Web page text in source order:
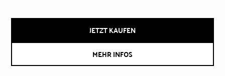
JETZT KAUFEN
MEHR INFOS